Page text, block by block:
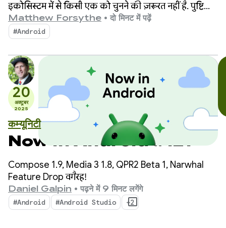
इकोसिस्टम में से किसी एक को चुनने की ज़रूरत नहीं है. पुष्टि
कराने से जुड़ी नई ज़रूरी शर्तों के बारे में सूचना देने के बाद, हमने
कम्यूनिटी के साथ मिलकर काम किया है. इससे यह पक्का किया
जा सका है कि ये सुरक्षा उपाय मज़बूत हों. साथ ही, प्लैटफ़ॉर्म की
स्वतंत्रता का सम्मान भी किया जा सके.
Matthew Forsythe • दो मिनट में पढ़ें
#Android
20
अक्टूबर
2025
कम्यूनिटी
Now in Android #121
Compose 1.9, Media 3 1.8, QPR2 Beta 1, Narwhal
Feature Drop वगैरह!
Daniel Galpin • पढ़ने में 9 मिनट लगेंगे
#Android #Android Studio +2